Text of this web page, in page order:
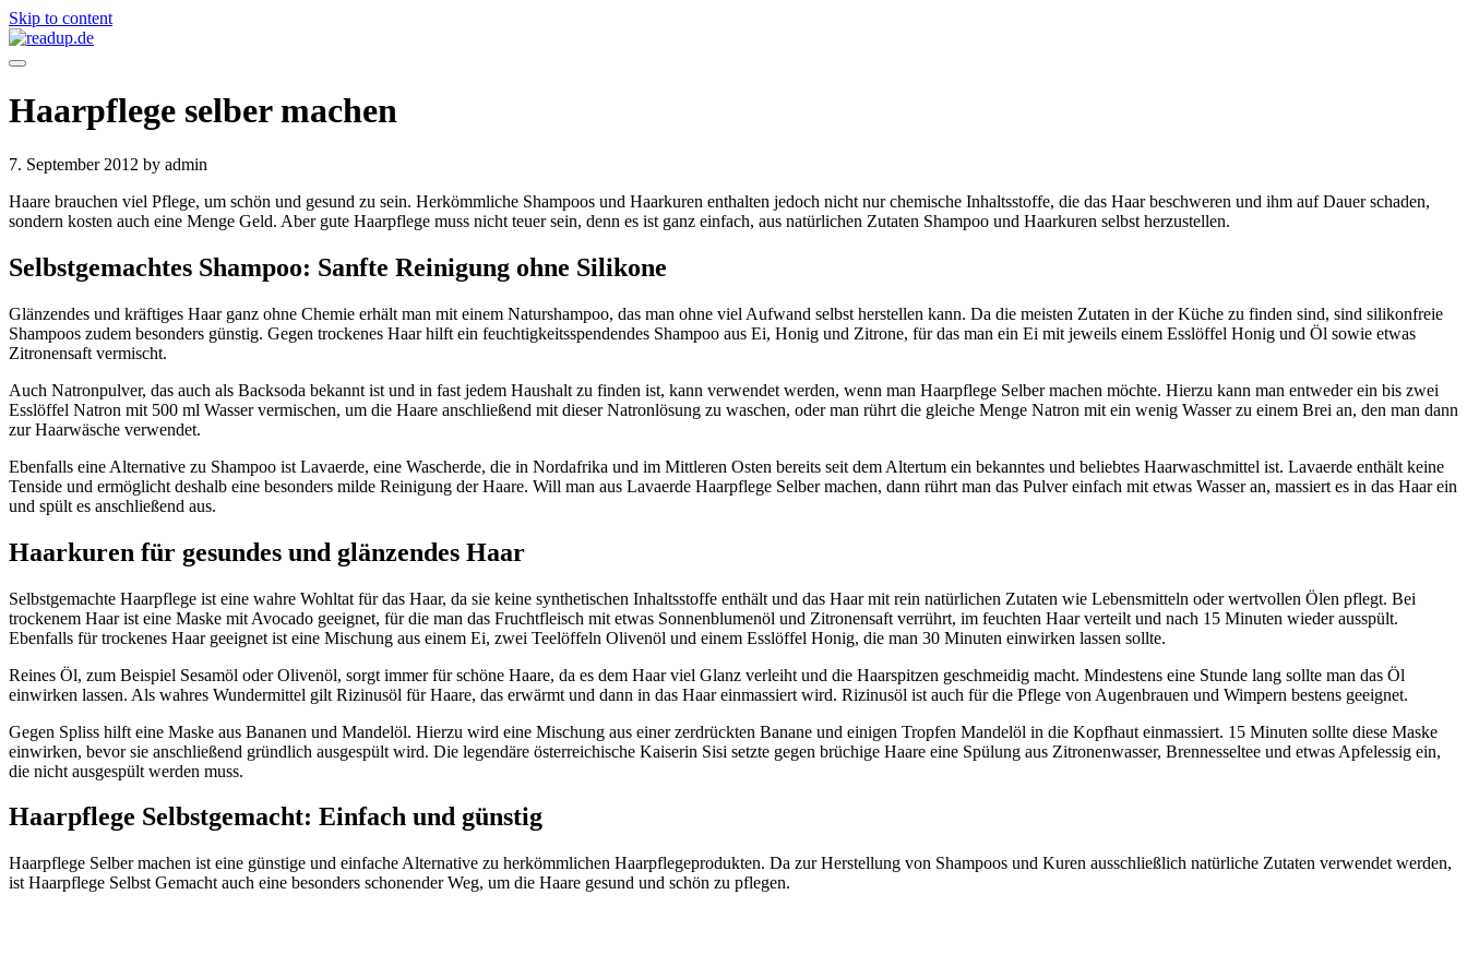
Skip to content
Haarpflege selber machen
7. September 2012 by admin
Haare brauchen viel Pflege, um schön und gesund zu sein. Herkömmliche Shampoos und Haarkuren enthalten jedoch nicht nur chemische Inhaltsstoffe, die das Haar beschweren und ihm auf Dauer schaden,
sondern kosten auch eine Menge Geld. Aber gute Haarpflege muss nicht teuer sein, denn es ist ganz einfach, aus natürlichen Zutaten Shampoo und Haarkuren selbst herzustellen.
Selbstgemachtes Shampoo: Sanfte Reinigung ohne Silikone
Glänzendes und kräftiges Haar ganz ohne Chemie erhält man mit einem Naturshampoo, das man ohne viel Aufwand selbst herstellen kann. Da die meisten Zutaten in der Küche zu finden sind, sind silikonfreie
Shampoos zudem besonders günstig. Gegen trockenes Haar hilft ein feuchtigkeitsspendendes Shampoo aus Ei, Honig und Zitrone, für das man ein Ei mit jeweils einem Esslöffel Honig und Öl sowie etwas
Zitronensaft vermischt.
Auch Natronpulver, das auch als Backsoda bekannt ist und in fast jedem Haushalt zu finden ist, kann verwendet werden, wenn man Haarpflege Selber machen möchte. Hierzu kann man entweder ein bis zwei
Esslöffel Natron mit 500 ml Wasser vermischen, um die Haare anschließend mit dieser Natronlösung zu waschen, oder man rührt die gleiche Menge Natron mit ein wenig Wasser zu einem Brei an, den man dann
zur Haarwäsche verwendet.
Ebenfalls eine Alternative zu Shampoo ist Lavaerde, eine Wascherde, die in Nordafrika und im Mittleren Osten bereits seit dem Altertum ein bekanntes und beliebtes Haarwaschmittel ist. Lavaerde enthält keine
Tenside und ermöglicht deshalb eine besonders milde Reinigung der Haare. Will man aus Lavaerde Haarpflege Selber machen, dann rührt man das Pulver einfach mit etwas Wasser an, massiert es in das Haar ein
und spült es anschließend aus.
Haarkuren für gesundes und glänzendes Haar
Selbstgemachte Haarpflege ist eine wahre Wohltat für das Haar, da sie keine synthetischen Inhaltsstoffe enthält und das Haar mit rein natürlichen Zutaten wie Lebensmitteln oder wertvollen Ölen pflegt. Bei
trockenem Haar ist eine Maske mit Avocado geeignet, für die man das Fruchtfleisch mit etwas Sonnenblumenöl und Zitronensaft verrührt, im feuchten Haar verteilt und nach 15 Minuten wieder ausspült.
Ebenfalls für trockenes Haar geeignet ist eine Mischung aus einem Ei, zwei Teelöffeln Olivenöl und einem Esslöffel Honig, die man 30 Minuten einwirken lassen sollte.
Reines Öl, zum Beispiel Sesamöl oder Olivenöl, sorgt immer für schöne Haare, da es dem Haar viel Glanz verleiht und die Haarspitzen geschmeidig macht. Mindestens eine Stunde lang sollte man das Öl
einwirken lassen. Als wahres Wundermittel gilt Rizinusöl für Haare, das erwärmt und dann in das Haar einmassiert wird. Rizinusöl ist auch für die Pflege von Augenbrauen und Wimpern bestens geeignet.
Gegen Spliss hilft eine Maske aus Bananen und Mandelöl. Hierzu wird eine Mischung aus einer zerdrückten Banane und einigen Tropfen Mandelöl in die Kopfhaut einmassiert. 15 Minuten sollte diese Maske
einwirken, bevor sie anschließend gründlich ausgespült wird. Die legendäre österreichische Kaiserin Sisi setzte gegen brüchige Haare eine Spülung aus Zitronenwasser, Brennesseltee und etwas Apfelessig ein,
die nicht ausgespült werden muss.
Haarpflege Selbstgemacht: Einfach und günstig
Haarpflege Selber machen ist eine günstige und einfache Alternative zu herkömmlichen Haarpflegeprodukten. Da zur Herstellung von Shampoos und Kuren ausschließlich natürliche Zutaten verwendet werden,
ist Haarpflege Selbst Gemacht auch eine besonders schonender Weg, um die Haare gesund und schön zu pflegen.